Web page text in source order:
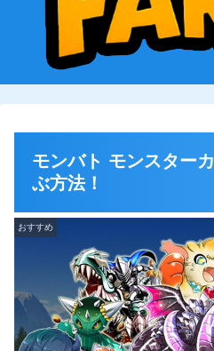
モンバト モンスター
ぶ方法！
おすすめ